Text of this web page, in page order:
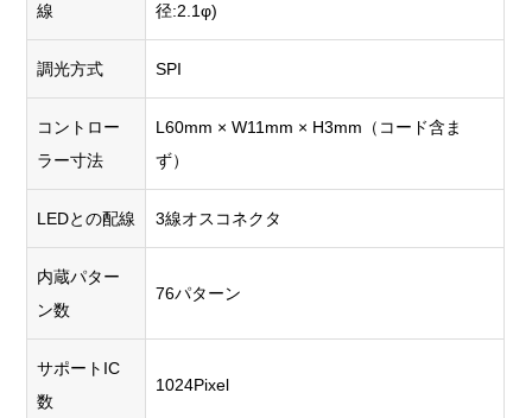
線
径:2.1φ)
調光方式 SPI
コントロー
ラー寸法
L60mm × W11mm × H3mm（コード含ま
ず）
LEDとの配線 3線オスコネクタ
内蔵パター
ン数
76パターン
サポートIC
数
1024Pixel